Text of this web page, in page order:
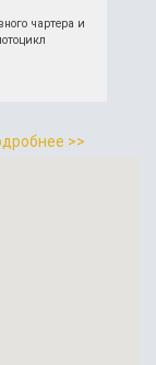
чартера и
>>